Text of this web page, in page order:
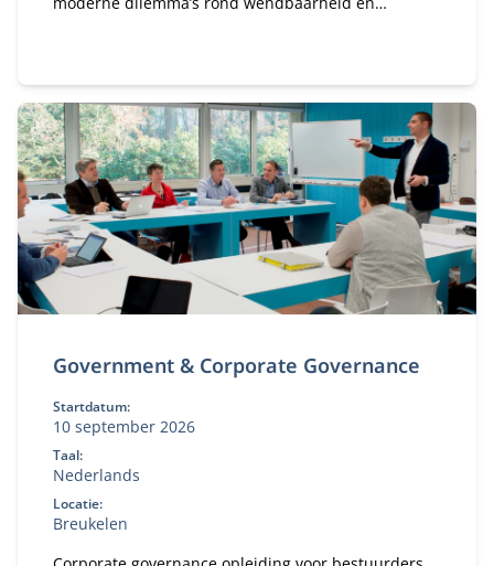
Government & Corporate Governance
Startdatum:
10 september 2026
Taal:
Nederlands
Locatie:
Breukelen